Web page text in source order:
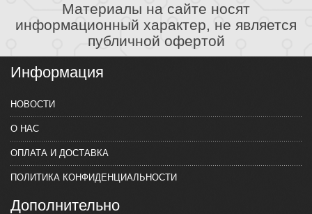
Материалы на сайте носят
информационный характер, не является
публичной офертой
Информация
НОВОСТИ
О НАС
ОПЛАТА И ДОСТАВКА
ПОЛИТИКА КОНФИДЕНЦИАЛЬНОСТИ
Дополнительно